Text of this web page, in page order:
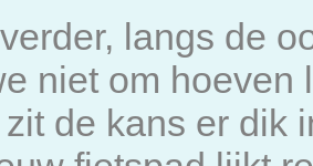
langs de
niet om hoeven
de kans er dik